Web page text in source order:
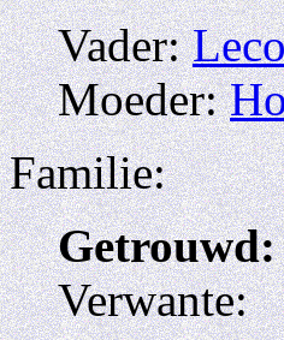
Vader:
Moeder:
Familie:
Getrouwd:
Verwante: